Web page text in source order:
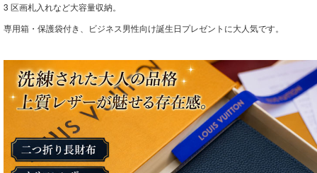
3 区画札入れなど大容量収納。
専用箱・保護袋付き、ビジネス男性向け誕生日プレゼントに大人気です。